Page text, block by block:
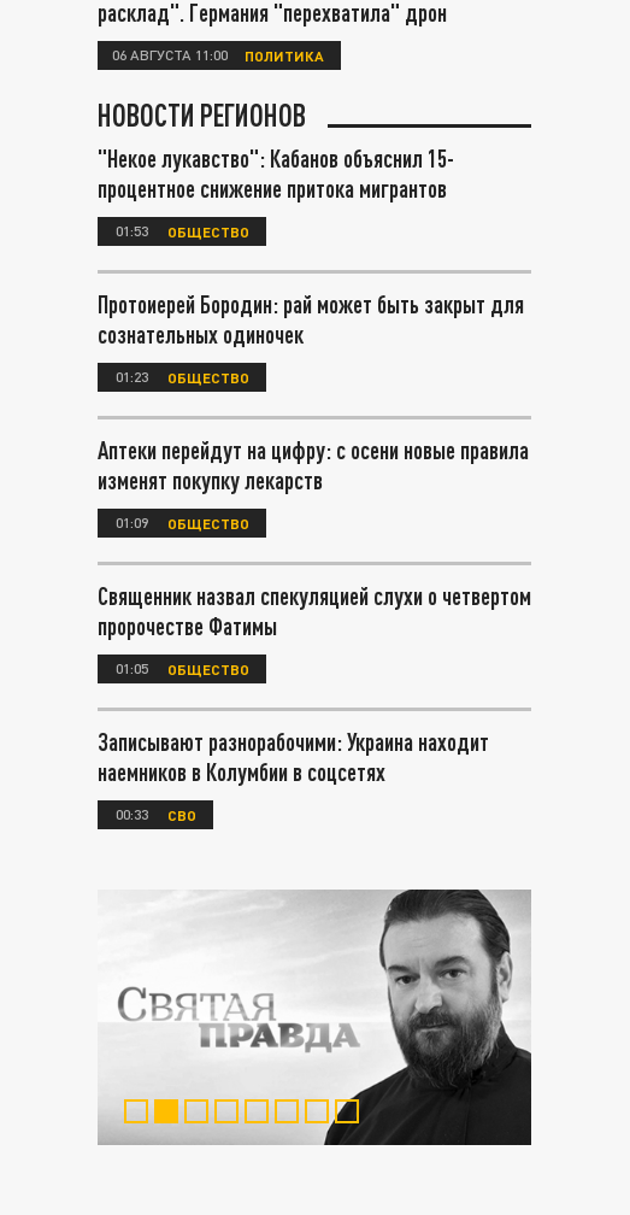
расклад". Германия "перехватила" дрон
06 АВГУСТА 11:00 ПОЛИТИКА
НОВОСТИ РЕГИОНОВ
"Некое лукавство": Кабанов объяснил 15-
процентное снижение притока мигрантов
01:53 ОБЩЕСТВО
Протоиерей Бородин: рай может быть закрыт для
сознательных одиночек
01:23 ОБЩЕСТВО
Аптеки перейдут на цифру: с осени новые правила
изменят покупку лекарств
01:09 ОБЩЕСТВО
Священник назвал спекуляцией слухи о четвертом
пророчестве Фатимы
01:05 ОБЩЕСТВО
Записывают разнорабочими: Украина находит
наемников в Колумбии в соцсетях
00:33 СВО